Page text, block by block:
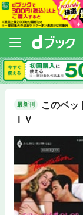
最新刊
このベ
ＩＶ